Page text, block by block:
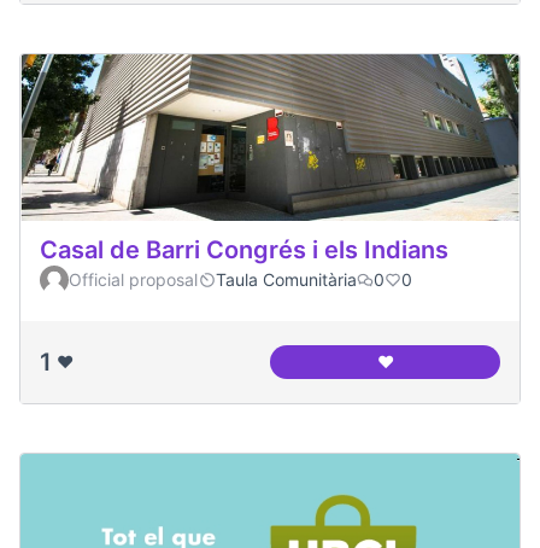
Casal de Barri Congrés i els Indians
Official proposal Taula Comunitària 0 0
1 ❤️ ❤️Casal de Barri